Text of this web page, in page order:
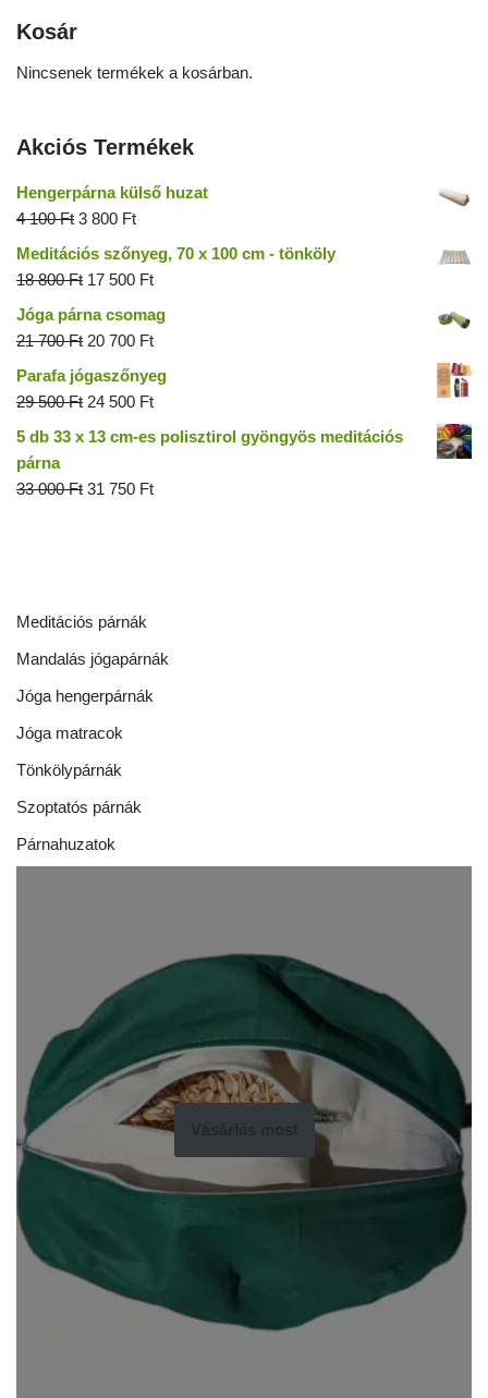
Kosár
Nincsenek termékek a kosárban.
Akciós Termékek
Hengerpárna külső huzat
4 100Ft 3 800 Ft
Meditációs szőnyeg, 70 x 100 cm - tönköly
18 800Ft 17 500 Ft
Jóga párna csomag
21 700Ft 20 700 Ft
Parafa jógaszőnyeg
29 500Ft 24 500 Ft
5 db 33 x 13 cm-es polisztirol gyöngyös meditációs
párna
33 000Ft 31 750 Ft
Meditációs párnák
Mandalás jógapárnák
Jóga hengerpárnák
Jóga matracok
Tönkölypárnák
Szoptatós párnák
Párnahuzatok